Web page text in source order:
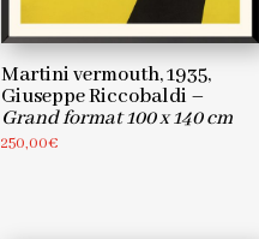
Martini vermouth, 1935,
Giuseppe Riccobaldi –
Grand format 100 x 140 cm
250,00€